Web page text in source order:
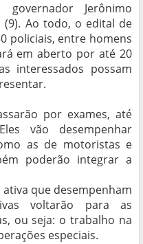
Jerônimo
(9). Ao todo, o edital de
policiais, entre homens
em aberto por até 20
interessados possam
por exames, até
vão desempenhar
as de motoristas e
poderão integrar a
que desempenham
voltarão para as
ou seja: o trabalho na
especiais.